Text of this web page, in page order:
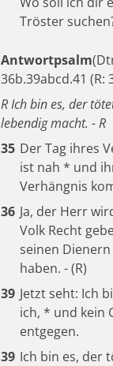
Tröster
Antwortpsalm
36b.39abcd.41 (R:
R Ich bin es, der
lebendig macht. - R
35 Der Tag ihres
ist nah * und
Verhängnis
36 Ja, der Herr
Volk Recht
seinen
haben. - (R)
39 Jetzt seht: Ich
ich, * und kein
entgegen.
39 Ich bin es, der